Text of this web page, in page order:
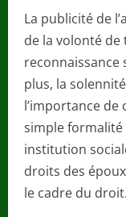
La publicité de
de la volonté de
reconnaissance
plus, la
l’importance de
simple
institution
droits des
le cadre du droit.